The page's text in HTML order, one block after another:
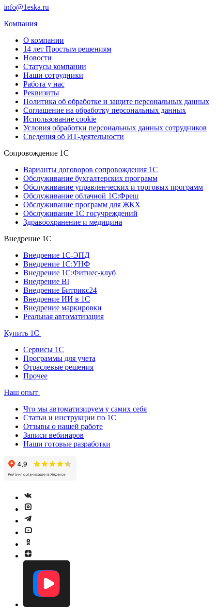
info@1eska.ru
Компания
О компании
14 лет Простым решениям
Новости
Статусы компании
Наши сотрудники
Работа у нас
Реквизиты
Политика об обработке и защите персональных данных
Соглашение на обработку персональных данных
Использование cookie
Условия обработки персональных данных сотрудников
Сведения об ИТ-деятельности
Сопровождение 1С
Варианты договоров сопровождения 1С
Обслуживание бухгалтерских программ
Обслуживание управленческих и торговых программ
Обслуживание облачной 1С:Фреш
Обслуживание программ для ЖКХ
Обслуживание 1С госучреждений
Здравоохранение и медицина
Внедрение 1С
Внедрение 1С-ЭПД
Внедрение 1С:УНФ
Внедрение 1С:Фитнес-клуб
Внедрение BI
Внедрение Битрикс24
Внедрение ИИ в 1С
Внедрение маркировки
Реальная автоматизация
Купить 1С
Сервисы 1С
Программы для учета
Отраслевые решения
Прочее
Наш опыт
Что мы автоматизируем у самих себя
Статьи и инструкции по 1С
Отзывы о нашей работе
Записи вебинаров
Наши готовые разработки